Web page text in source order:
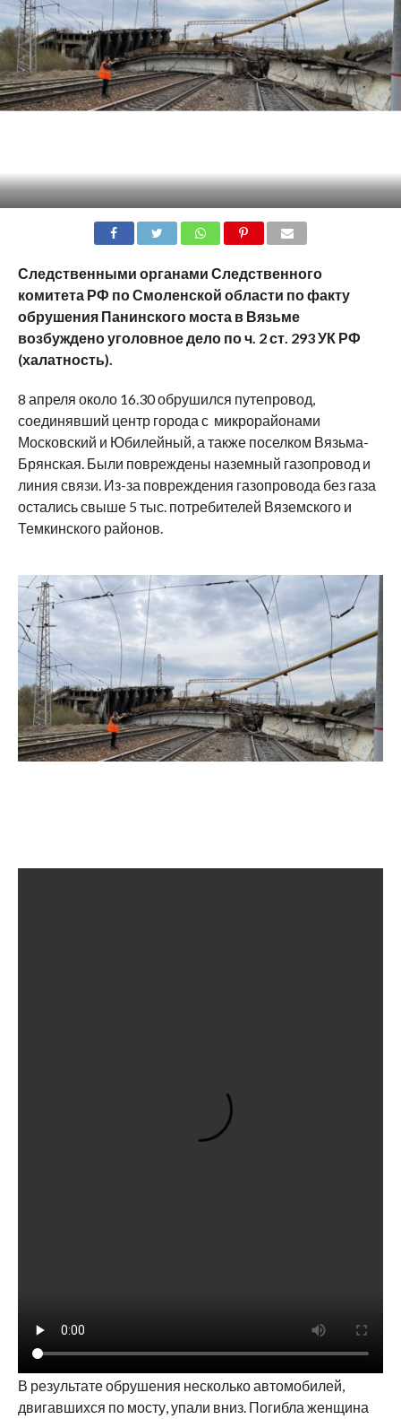
Следственными органами Следственного
комитета РФ по Смоленской области по факту
обрушения Панинского моста в Вязьме
возбуждено уголовное дело по ч. 2 ст. 293 УК РФ
(халатность).
8 апреля около 16.30 обрушился путепровод,
соединявший центр города с микрорайонами
Московский и Юбилейный, а также поселком Вязьма-
Брянская. Были повреждены наземный газопровод и
линия связи. Из-за повреждения газопровода без газа
остались свыше 5 тыс. потребителей Вяземского и
Темкинского районов.
В результате обрушения несколько автомобилей,
двигавшихся по мосту, упали вниз. Погибла женщина